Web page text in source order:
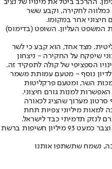
ההרכב ביטל את מינויו של נציב
כמלווה לחקירה, וקבע ששר
חיצוני אחר במקומו.
המשפט העליון. השופט (בדימוס)
מצד אחד, הוא קבע כי לשר
שיפקח על החקירה - ניצחון
הספציפי של קולה לתפקיד זה.
נוסף - מטעם עמותת משמר
השר, ומטעם פרקליטות
למנות גורם חיצוני.
מערוך שהציג לכאורה
למאות מיליוני צפיות תחת
לנזק תדמיתי כבד לישראל.
הביטוי הופיע יותר מ-88,500 פעמים וצבר כמעט 93 מיליון חשיפות ברשת
נשמח שתשתפו אותנו